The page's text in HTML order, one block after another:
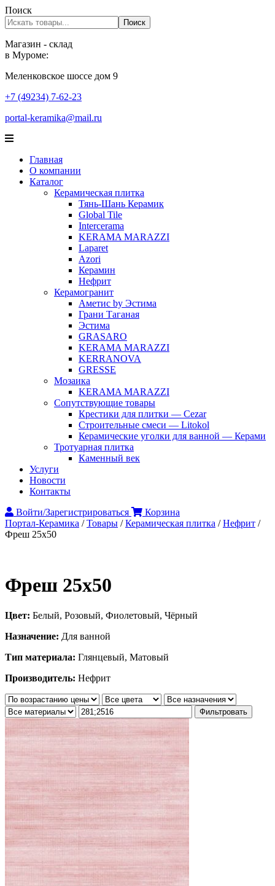
Поиск
Поиск
Магазин - склад
в Муроме:
Меленковское шоссе дом 9
+7 (49234) 7-62-23
portal-keramika@mail.ru
Главная
О компании
Каталог
Керамическая плитка
Тянь-Шань Керамик
Global Tile
Intercerama
KERAMA MARAZZI
Laparet
Аzori
Керамин
Нефрит
Керамогранит
Аметис by Эстима
Грани Таганая
Эстима
GRASARO
KERAMA MARAZZI
KERRANOVA
GRESSE
Мозаика
KERAMA MARAZZI
Сопутствующие товары
Крестики для плитки — Cezar
Строительные смеси — Litokol
Керамические уголки для ванной — Керами
Тротуарная плитка
Каменный век
Услуги
Новости
Контакты
Войти/Зарегистрироваться
Корзина
Портал-Керамика /Товары /Керамическая плитка /Нефрит /
Фреш 25х50
Фреш 25х50
Цвет: Белый, Розовый, Фиолетовый, Чёрный
Назначение: Для ванной
Тип материала: Глянцевый, Матовый
Производитель: Нефрит
Фильтровать